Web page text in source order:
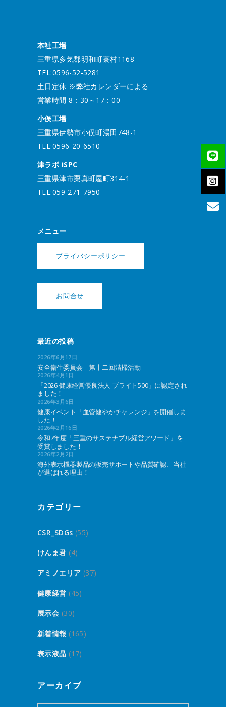
本社工場
三重県多気郡明和町蓑村1168
TEL:0596-52-5281
土日定休 ※弊社カレンダーによる
営業時間 8：30～17：00
小俣工場
三重県伊勢市小俣町湯田748-1
TEL:0596-20-6510
津ラボ iSPC
三重県津市栗真町屋町314-1
TEL:059-271-7950
メニュー
プライバシーポリシー
お問合せ
最近の投稿
2026年6月17日
安全衛生委員会 第十二回清掃活動
2026年4月1日
「2026 健康経営優良法人 ブライト500」に認定され
ました！
2026年3月6日
健康イベント「血管健やかチャレンジ」を開催しま
した！
2026年2月16日
令和7年度「三重のサステナブル経営アワード」を
受賞しました！
2026年2月2日
海外表示機器製品の販売サポートや品質確認、当社
が選ばれる理由！
カテゴリー
CSR_SDGs (55)
けんま君 (4)
アミノエリア (37)
健康経営 (45)
展示会 (30)
新着情報 (165)
表示液晶 (17)
アーカイブ